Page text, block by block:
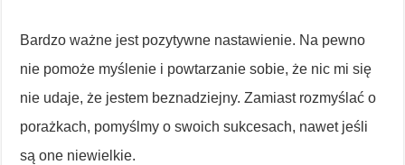
Bardzo ważne jest pozytywne nastawienie. Na pewno
nie pomoże myślenie i powtarzanie sobie, że nic mi się
nie udaje, że jestem beznadziejny. Zamiast rozmyślać o
porażkach, pomyślmy o swoich sukcesach, nawet jeśli
są one niewielkie.